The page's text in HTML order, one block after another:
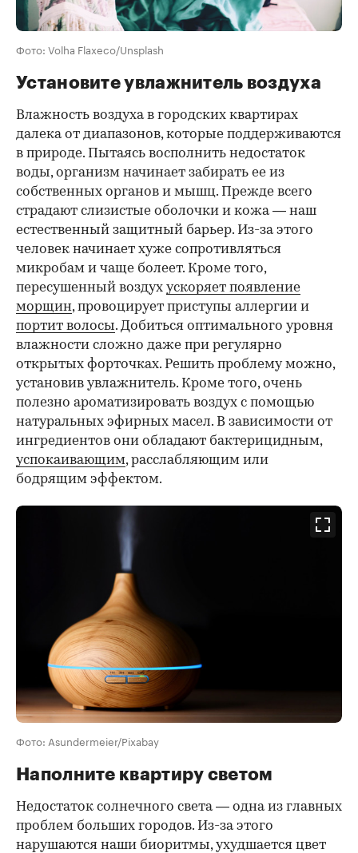
Фото: Volha Flaxeco/Unsplash
Установите увлажнитель воздуха
Влажность воздуха в городских квартирах
далека от диапазонов, которые поддерживаются
в природе. Пытаясь восполнить недостаток
воды, организм начинает забирать ее из
собственных органов и мышц. Прежде всего
страдают слизистые оболочки и кожа — наш
естественный защитный барьер. Из-за этого
человек начинает хуже сопротивляться
микробам и чаще болеет. Кроме того,
пересушенный воздух ускоряет появление
морщин, провоцирует приступы аллергии и
портит волосы. Добиться оптимального уровня
влажности сложно даже при регулярно
открытых форточках. Решить проблему можно,
установив увлажнитель. Кроме того, очень
полезно ароматизировать воздух с помощью
натуральных эфирных масел. В зависимости от
ингредиентов они обладают бактерицидным,
успокаивающим, расслабляющим или
бодрящим эффектом.
Фото: Asundermeier/Pixabay
Наполните квартиру светом
Недостаток солнечного света — одна из главных
проблем больших городов. Из-за этого
нарушаются наши биоритмы, ухудшается цвет